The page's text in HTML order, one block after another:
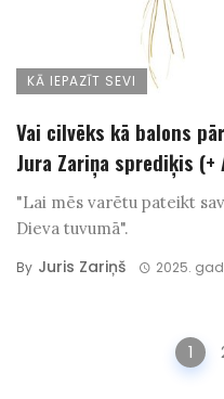
KĀ IEPAZĪT SEVI
Vai cilvēks kā balons
Jura Zariņa sprediķis (+
"Lai mēs varētu pateikt
Dieva tuvumā".
By Juris Zariņš 2025.
1